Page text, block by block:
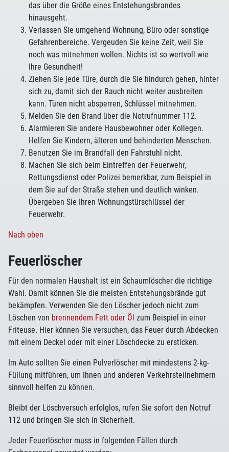
das über die Größe eines Entstehungsbrandes
hinausgeht.
Verlassen Sie umgehend Wohnung, Büro oder sonstige
Gefahrenbereiche. Vergeuden Sie keine Zeit, weil Sie
noch was mitnehmen wollen. Nichts ist so wertvoll wie
Ihre Gesundheit!
Ziehen Sie jede Türe, durch die Sie hindurch gehen, hinter
sich zu, damit sich der Rauch nicht weiter ausbreiten
kann. Türen nicht absperren, Schlüssel mitnehmen.
Melden Sie den Brand über die Notrufnummer 112.
Alarmieren Sie andere Hausbewohner oder Kollegen.
Helfen Sie Kindern, älteren und behinderten Menschen.
Benutzen Sie im Brandfall den Fahrstuhl nicht.
Machen Sie sich beim Eintreffen der Feuerwehr,
Rettungsdienst oder Polizei bemerkbar, zum Beispiel in
dem Sie auf der Straße stehen und deutlich winken.
Übergeben Sie Ihren Wohnungstürschlüssel der
Feuerwehr.
Nach oben
Feuerlöscher
Für den normalen Haushalt ist ein Schaumlöscher die richtige
Wahl. Damit können Sie die meisten Entstehungsbrände gut
bekämpfen. Verwenden Sie den Löscher jedoch nicht zum
Löschen von brennendem Fett oder Öl zum Beispiel in einer
Friteuse. Hier können Sie versuchen, das Feuer durch Abdecken
mit einem Deckel oder mit einer Löschdecke zu ersticken.
Im Auto sollten Sie einen Pulverlöscher mit mindestens 2-kg-
Füllung mitführen, um Ihnen und anderen Verkehrsteilnehmern
sinnvoll helfen zu können.
Bleibt der Löschversuch erfolglos, rufen Sie sofort den Notruf
112 und bringen Sie sich in Sicherheit.
Jeder Feuerlöscher muss in folgenden Fällen durch